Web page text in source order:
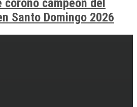
campeón del
Santo Domingo 2026